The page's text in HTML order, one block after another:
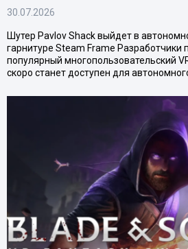
30.07.2026
Шутер Pavlov Shack выйдет в
гарнитуре Steam Frame Разработчики
популярный многопользовательский
скоро станет доступен для